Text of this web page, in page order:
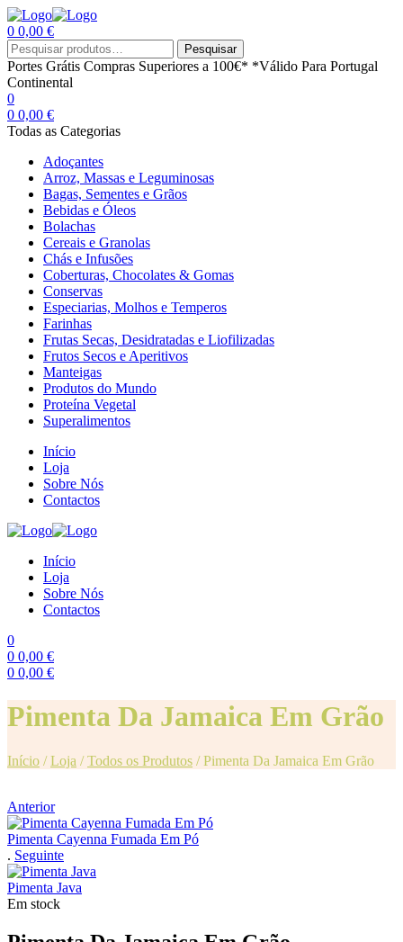
0 0,00 €
Menu
Procurar
por:
Pesquisar
Portes Grátis Compras Superiores a 100€* *Válido Para Portugal
Continental
0
0 0,00 €
Todas as Categorias
Adoçantes
Arroz, Massas e Leguminosas
Bagas, Sementes e Grãos
Bebidas e Óleos
Bolachas
Cereais e Granolas
Chás e Infusões
Coberturas, Chocolates & Gomas
Conservas
Especiarias, Molhos e Temperos
Farinhas
Frutas Secas, Desidratadas e Liofilizadas
Frutos Secos e Aperitivos
Manteigas
Produtos do Mundo
Proteína Vegetal
Superalimentos
Início
Loja
Sobre Nós
Contactos
Início
Loja
Sobre Nós
Contactos
0
0 0,00 €
0 0,00 €
Pimenta Da Jamaica Em Grão
Início /Loja /Todos os Produtos /Pimenta Da Jamaica Em Grão
Anterior
Pimenta Cayenna Fumada Em Pó
. Seguinte
Pimenta Java
Em stock